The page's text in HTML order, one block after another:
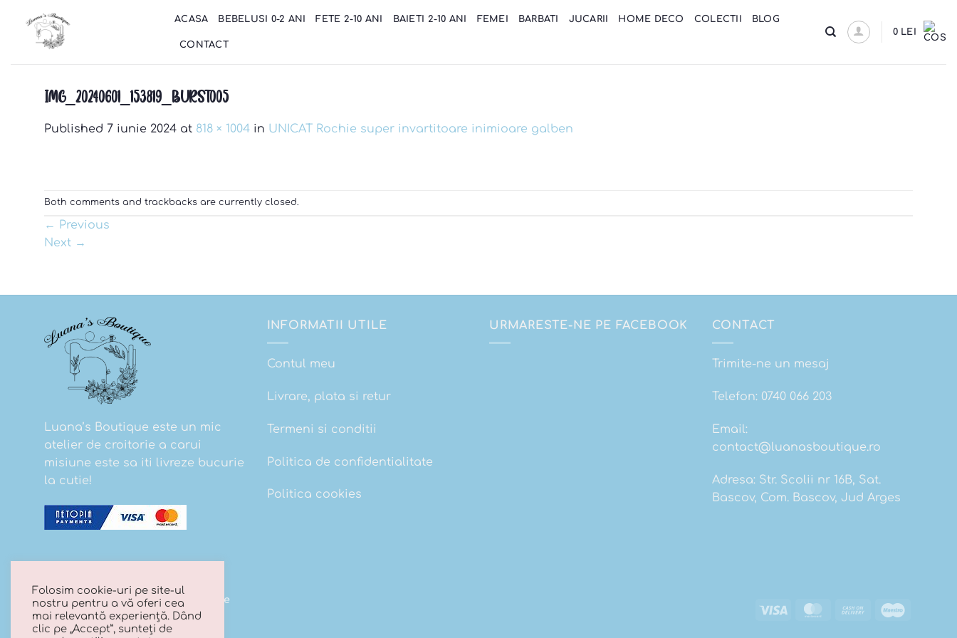
content
ACASA BEBELUSI 0-2 ANI FETE 2-10 ANI BAIETI 2-10 ANI FEMEI BARBATI JUCARII HOME DECO COLECTII BLOG
CONTACT
0 LEI
IMG_20240601_153819_BURST005
Published 7 iunie 2024 at 818 × 1004 in UNICAT Rochie super invartitoare inimioare galben
Both comments and trackbacks are currently closed.
← Previous
Next →
Luana’s Boutique este un mic
atelier de croitorie a carui
misiune este sa iti livreze bucurie
la cutie!
INFORMATII UTILE
Contul meu
Livrare, plata si retur
Termeni si conditii
Politica de confidentialitate
Politica cookies
URMARESTE-NE PE FACEBOOK CONTACT
Trimite-ne un mesaj
Telefon: 0740 066 203
Email:
contact@luanasboutique.ro
Adresa: Str. Scolii nr 16B, Sat.
Bascov, Com. Bascov, Jud Arges
Visa MasterCard
Cash
Copyright 2026 ©Luana's Boutique
Folosim cookie-uri pe site-ul
nostru pentru a vă oferi cea
mai relevantă experiență. Dând
clic pe „Accept”, sunteți de